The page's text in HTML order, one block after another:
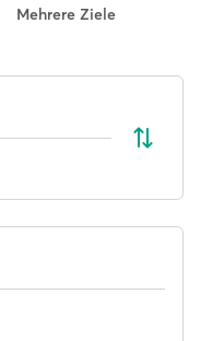
Mehrere Ziele